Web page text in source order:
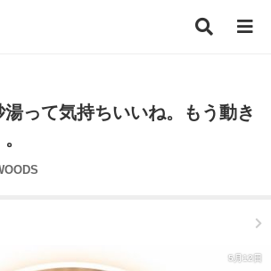
って気持ちいいね。もう動き
5月12日